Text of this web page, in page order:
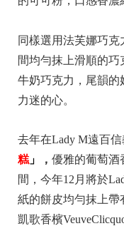
同樣選用法芙娜巧克
間均勻抹上滑順的
牛奶巧克力，尾韻的
力迷的心。
去年在Lady M遠百信
糕 」 ， 優雅的葡萄酒
間，今年12月將於
紙的餅皮均勻抹上帶
凱歌香檳